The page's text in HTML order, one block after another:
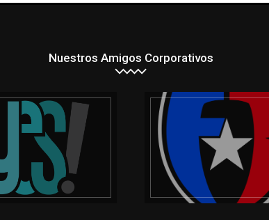
Nuestros Amigos Corporativos